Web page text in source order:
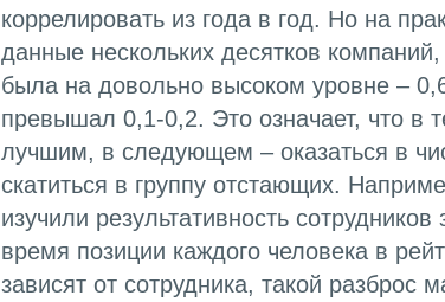
коррелировать из года в год. Но на
данные нескольких десятков
была на довольно высоком уровне –
превышал 0,1-0,2. Это означает, что в
лучшим, в следующем – оказаться в
скатиться в группу отстающих.
изучили результативность
время позиции каждого человека в
зависят от сотрудника, такой разброс